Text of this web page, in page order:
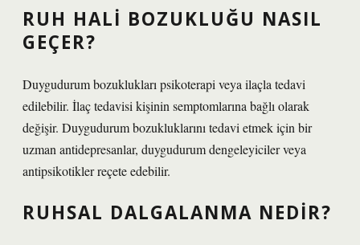
RUH HALI BOZUKLUĞU NASIL
GEÇER?
Duygudurum bozuklukları psikoterapi veya ilaçla tedavi
edilebilir. İlaç tedavisi kişinin semptomlarına bağlı olarak
değişir. Duygudurum bozukluklarını tedavi etmek için bir
uzman antidepresanlar, duygudurum dengeleyiciler veya
antipsikotikler reçete edebilir.
RUHSAL DALGALANMA NEDIR?